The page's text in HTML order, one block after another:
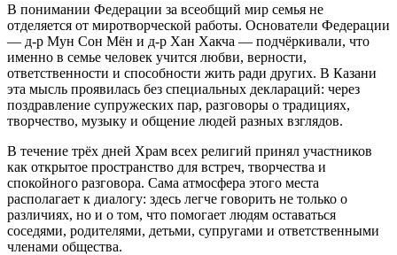
В понимании Федерации за всеобщий мир семья не
отделяется от миротворческой работы. Основатели Федерации
— д-р Мун Сон Мён и д-р Хан Хакча — подчёркивали, что
именно в семье человек учится любви, верности,
ответственности и способности жить ради других. В Казани
эта мысль проявилась без специальных деклараций: через
поздравление супружеских пар, разговоры о традициях,
творчество, музыку и общение людей разных взглядов.
В течение трёх дней Храм всех религий принял участников
как открытое пространство для встреч, творчества и
спокойного разговора. Сама атмосфера этого места
располагает к диалогу: здесь легче говорить не только о
различиях, но и о том, что помогает людям оставаться
соседями, родителями, детьми, супругами и ответственными
членами общества.